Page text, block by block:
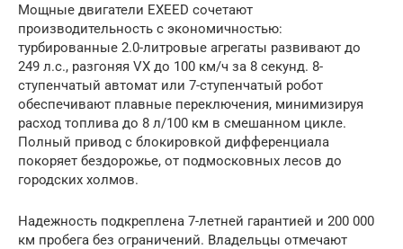
Мощные двигатели EXEED сочетают
производительность с экономичностью:
турбированные 2.0-литровые агрегаты развивают до
249 л.с., разгоняя VX до 100 км/ч за 8 секунд. 8-
ступенчатый автомат или 7-ступенчатый робот
обеспечивают плавные переключения, минимизируя
расход топлива до 8 л/100 км в смешанном цикле.
Полный привод с блокировкой дифференциала
покоряет бездорожье, от подмосковных лесов до
городских холмов.
Надежность подкреплена 7-летней гарантией и 200 000
км пробега без ограничений. Владельцы отмечают